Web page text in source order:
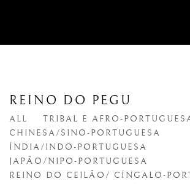
REINO DO PEGU
ALL TRIBAL E AFRO-
CHINESA/SINO-PORTUGUESA
ÍNDIA/INDO-PORTUGUESA
JAPÃO/NIPO-PORTUGUESA
REINO DO CEILÃO/ CÍNGALO-